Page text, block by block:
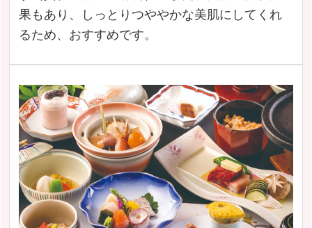
果もあり、しっとりつややかな美肌にしてくれ
るため、おすすめです。